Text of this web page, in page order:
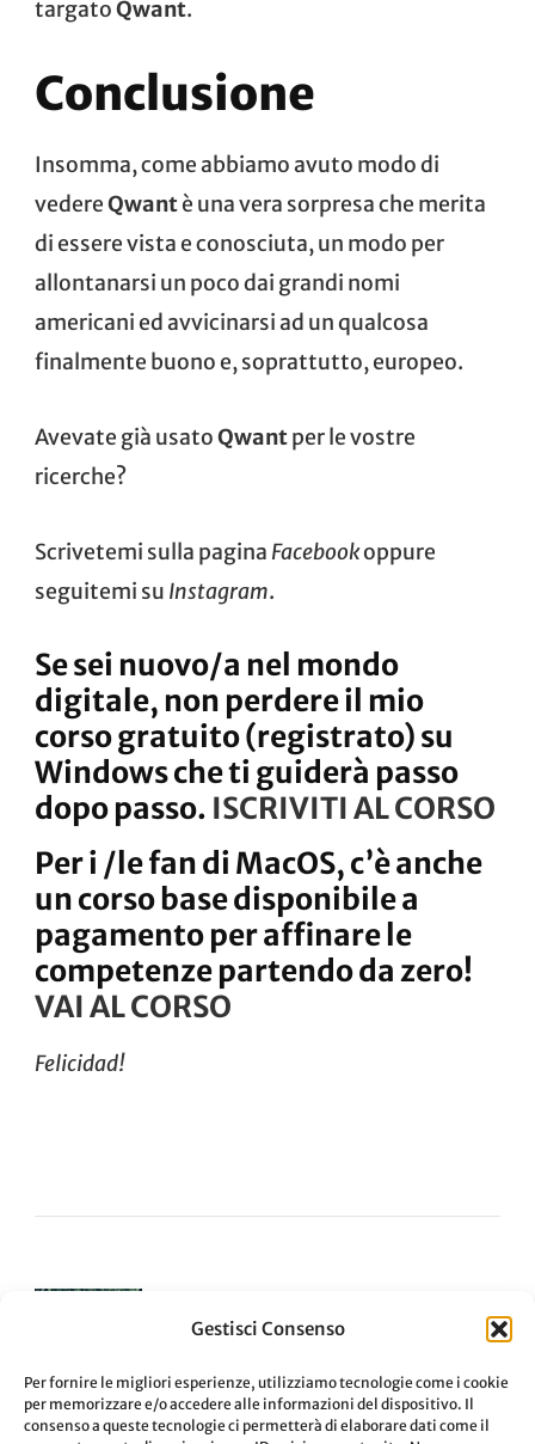
Gestisci Consenso
Per fornire le migliori esperienze, utilizziamo tecnologie come i cookie
per memorizzare e/o accedere alle informazioni del dispositivo. Il
consenso a queste tecnologie ci permetterà di elaborare dati come il
targatoQwant.
Conclusione
Insomma, come abbiamo avuto modo di
vedereQwantè una vera sorpresa che merita
di essere vista e conosciuta, un modo per
allontanarsi un poco dai grandi nomi
americani ed avvicinarsi ad un qualcosa
finalmente buono e, soprattutto, europeo.
Avevate già usatoQwantper le vostre
ricerche?
Scrivetemi sulla pagina Facebookoppure
seguitemi su Instagram.
Se sei nuovo/a nel mondo
digitale, non perdere il mio
corso gratuito (registrato) su
Windows che ti guiderà passo
dopo passo. ISCRIVITI AL CORSO
Per i /le fan di MacOS, c’è anche
un corso base disponibile a
pagamento per affinare le
competenze partendo da zero!
VAI AL CORSO
Felicidad!
Navigazione
articoli